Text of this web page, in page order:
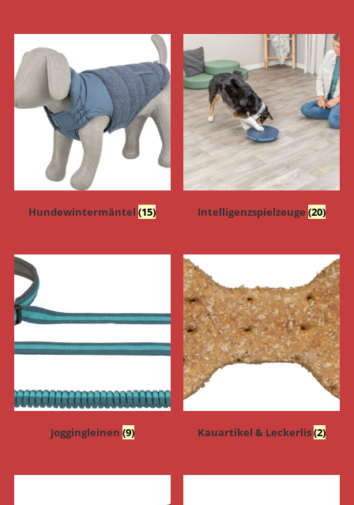
Hundewintermäntel(15) Intelligenzspielzeuge(20)
Joggingleinen (9) Kauartikel & Leckerlis(2)